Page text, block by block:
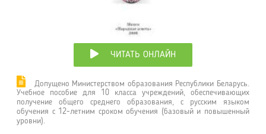
ЧИТАТЬ ОНЛАЙН
Допущено Министерством образования Республики Беларусь.
Учебное пособие для 10 класса учреждений, обеспечивающих
получение общего среднего образования, с русским языком
обучения с 12-летним сроком обучения (базовый и повышенный
уровни).